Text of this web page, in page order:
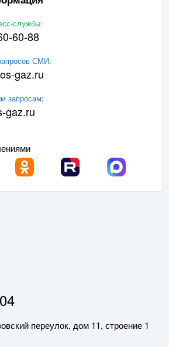
службы:
60-88
СМИ:
gaz.ru
запросам:
gaz.ru
переулок, дом 11, строение 1